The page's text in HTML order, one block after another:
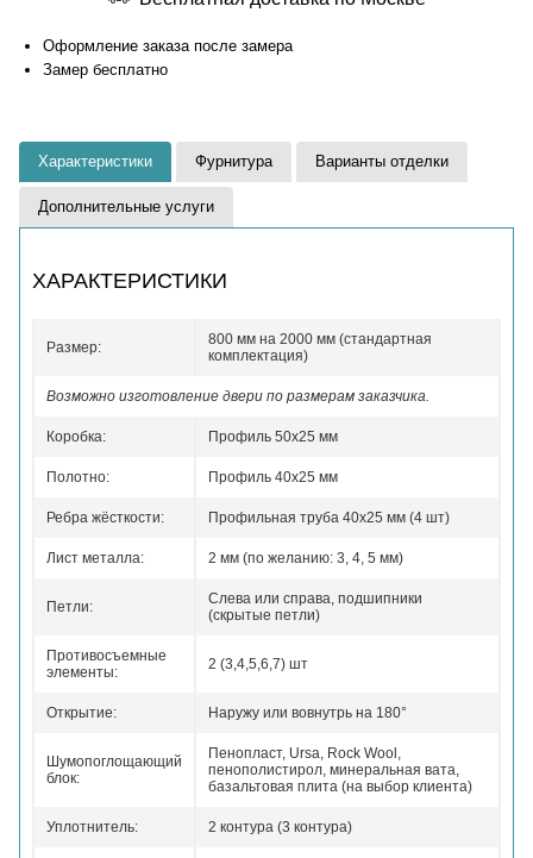
Оформление заказа после замера
Замер бесплатно
Характеристики Фурнитура Варианты отделки
Дополнительные услуги
ХАРАКТЕРИСТИКИ
Размер:
800 мм на 2000 мм (стандартная
комплектация)
Возможно изготовление двери по размерам заказчика.
Коробка: Профиль 50x25 мм
Полотно: Профиль 40x25 мм
Ребра жёсткости: Профильная труба 40х25 мм (4 шт)
Лист металла: 2 мм (по желанию: 3, 4, 5 мм)
Петли:
Слева или справа, подшипники
(скрытые петли)
Противосъемные
элементы:
2 (3,4,5,6,7) шт
Открытие: Наружу или вовнутрь на 180°
Шумопоглощающий
блок:
Пенопласт, Ursa, Rock Wool,
пенополистирол, минеральная вата,
базальтовая плита (на выбор клиента)
Уплотнитель: 2 контура (3 контура)